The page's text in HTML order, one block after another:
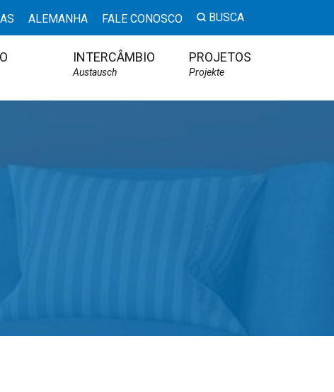
ALEMANHA FALE CONOSCO BUSCA
INTERCÂMBIO
Austausch
PROJETOS
Projekte